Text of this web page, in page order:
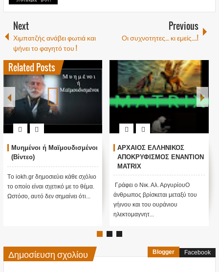
Next
Χιμπατζής ανάβει φωτιά και
ψήνει το φαγητό του !
Previous
Οι συχνοτητες… κι εμείς….!
Related Posts
MATRIX - ΤΟ ΣΩΜΑ ΔΕΝ ΖΕΙ
ΧΩΡΙΣ ΤΟ ΠΝΕΥΜΑ
(ΒΙΝΤΕΟ)
Tο iokh.gr δημοσιεύει κάθε σχόλιο
το οποίο είναι σχετικό με το θέμα.
Οι μυστικές δυνάμεις του
ανθρώπου (Βίντεο)
Tο iokh.gr δημοσιεύει κάθε
σχόλιο το οποίο είναι σχετικό με το
θέμα. Ωστόσο, αυτό δεν σημ...
Δημοσίευση σχολίου Blogger Facebook